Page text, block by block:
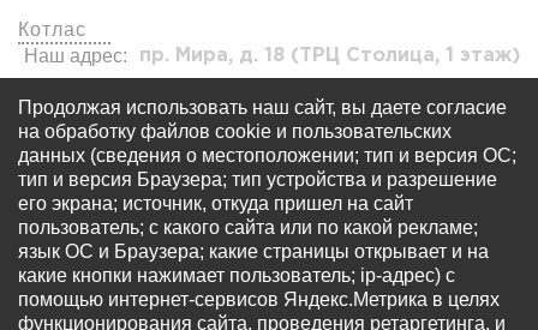
Котлас
Наш адрес:
пр. Мира, д. 18 (ТРЦ Столица, 1 этаж)
visa7kotlas@yandex.ru
+7 (931) 405 00 55
© Все права защищены - OOO «Многопрофильный
визовый центр «Виза 7» Запрещается использование
Продолжая использовать наш сайт, вы даете согласие
на обработку файлов cookie и пользовательских
данных (сведения о местоположении; тип и версия ОС;
тип и версия Браузера; тип устройства и разрешение
его экрана; источник, откуда пришел на сайт
пользователь; с какого сайта или по какой рекламе;
язык ОС и Браузера; какие страницы открывает и на
какие кнопки нажимает пользователь; ip-адрес) с
помощью интернет-сервисов Яндекс.Метрика в целях
функционирования сайта, проведения ретаргетинга, и